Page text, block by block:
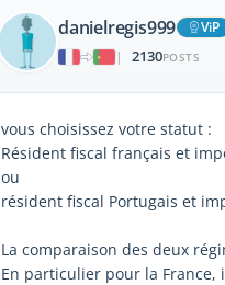
danielregis999
ViP
|
2130POSTS
vous choisissez votre statut :
Résident fiscal français et
ou
résident fiscal Portugais et
La comparaison des deux
En particulier pour la France,